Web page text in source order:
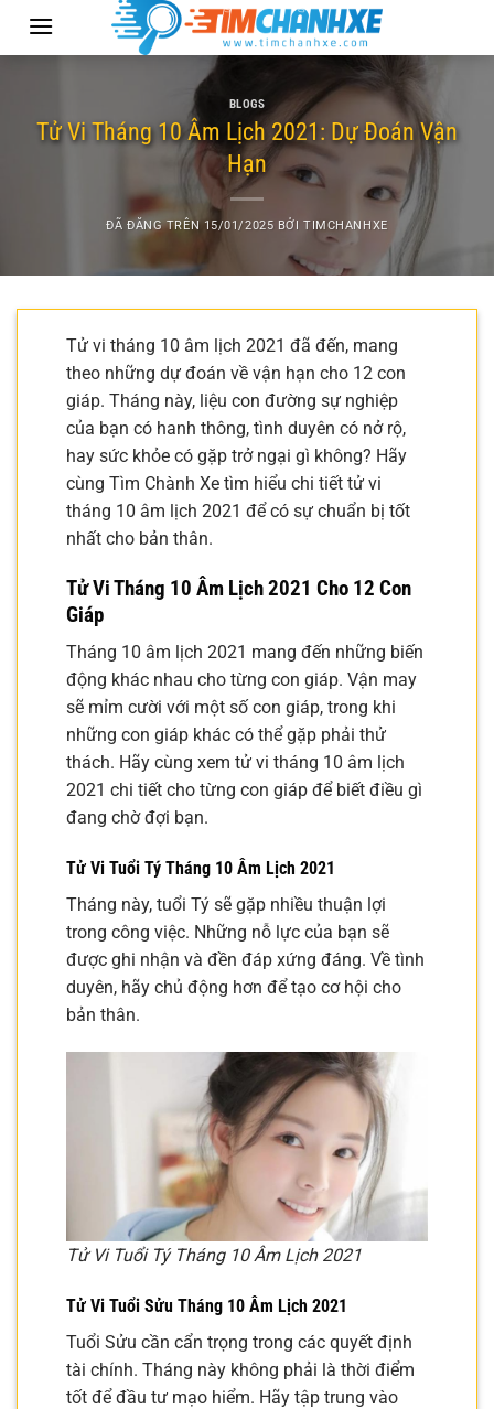
BLOGS
Tử Vi Tháng 10 Âm Lịch 2021: Dự Đoán Vận
Hạn
ĐÃ ĐĂNG TRÊN 15/01/2025 BỞITIMCHANHXE
Tử vi tháng 10 âm lịch 2021 đã đến, mang
theo những dự đoán về vận hạn cho 12 con
giáp. Tháng này, liệu con đường sự nghiệp
của bạn có hanh thông, tình duyên có nở rộ,
hay sức khỏe có gặp trở ngại gì không? Hãy
cùng Tìm Chành Xe tìm hiểu chi tiết tử vi
tháng 10 âm lịch 2021 để có sự chuẩn bị tốt
nhất cho bản thân.
Tử Vi Tháng 10 Âm Lịch 2021 Cho 12 Con
Giáp
Tháng 10 âm lịch 2021 mang đến những biến
động khác nhau cho từng con giáp. Vận may
sẽ mỉm cười với một số con giáp, trong khi
những con giáp khác có thể gặp phải thử
thách. Hãy cùng xem tử vi tháng 10 âm lịch
2021 chi tiết cho từng con giáp để biết điều gì
đang chờ đợi bạn.
Tử Vi Tuổi Tý Tháng 10 Âm Lịch 2021
Tháng này, tuổi Tý sẽ gặp nhiều thuận lợi
trong công việc. Những nỗ lực của bạn sẽ
được ghi nhận và đền đáp xứng đáng. Về tình
duyên, hãy chủ động hơn để tạo cơ hội cho
bản thân.
Tử Vi Tuổi Tý Tháng 10 Âm Lịch 2021
Tử Vi Tuổi Sửu Tháng 10 Âm Lịch 2021
Tuổi Sửu cần cẩn trọng trong các quyết định
tài chính. Tháng này không phải là thời điểm
tốt để đầu tư mạo hiểm. Hãy tập trung vào